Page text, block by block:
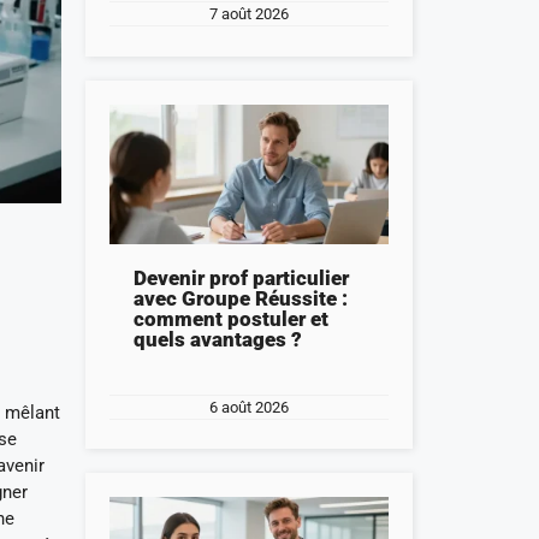
mêlant
7 août 2026
Devenir prof particulier
avec Groupe Réussite :
comment postuler et
quels avantages ?
6 août 2026